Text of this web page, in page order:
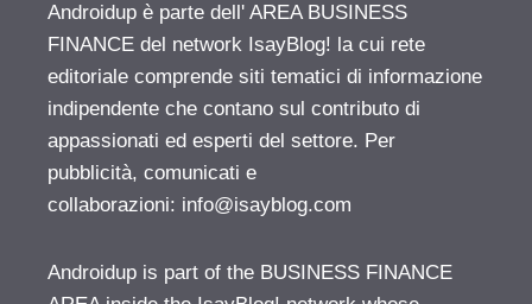
Androidup è parte dell' AREA BUSINESS
FINANCE del network IsayBlog! la cui rete
editoriale comprende siti tematici di informazione
indipendente che contano sul contributo di
appassionati ed esperti del settore. Per
pubblicità, comunicati e
collaborazioni: info@isayblog.com
Androidup is part of the BUSINESS FINANCE